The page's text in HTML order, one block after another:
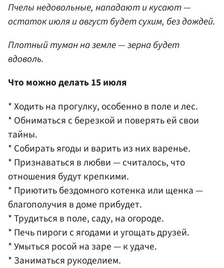
Пчелы недовольные, нападают и кусают —
остаток июля и август будет сухим, без дождей.
Плотный туман на земле — зерна будет
вдоволь.
Что можно делать 15 июля
* Ходить на прогулку, особенно в поле и лес.
* Обниматься с березкой и поверять ей свои
тайны.
* Собирать ягоды и варить из них варенье.
* Признаваться в любви — считалось, что
отношения будут крепкими.
* Приютить бездомного котенка или щенка —
благополучия в доме прибудет.
* Трудиться в поле, саду, на огороде.
* Печь пироги с ягодами и угощать друзей.
* Умыться росой на заре — к удаче.
* Заниматься рукоделием.